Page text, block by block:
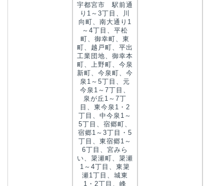
宇都宮市 駅前通
り1～3丁目、川
向町、南大通り1
～4丁目、平松
町、御幸町、東
町、越戸町、平出
工業団地、御幸本
町、上野町、今泉
新町、今泉町、今
泉1～5丁目、元
今泉1～7丁目、
泉が丘1～7丁
目、東今泉1・2
丁目、中今泉1～
5丁目、宿郷町、
宿郷1～3丁目・5
丁目、東宿郷1～
6丁目、宮みら
い、簗瀬町、簗瀬
1～4丁目、東簗
瀬1丁目、城東
1・2丁目、峰